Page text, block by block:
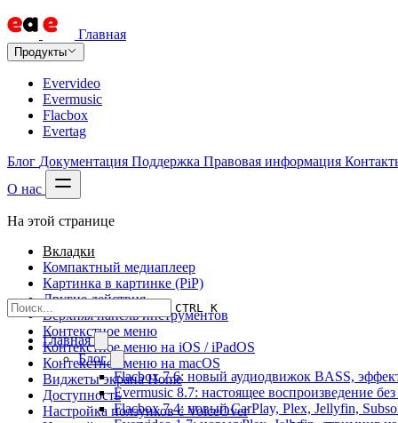
Главная
Продукты
Evervideo
Evermusic
Flacbox
Evertag
Блог Документация Поддержка Правовая информация
О нас
CTRL K
Главная
Блог
Flacbox 7.6: новый аудиодвижок BASS,
Evermusic 8.7: настоящее воспроизведение
Flacbox 7.4: новый CarPlay, Plex, Jellyfin,
На этой странице
Вкладки
Компактный медиаплеер
Картинка в картинке (PiP)
Другие действия
Верхняя панель инструментов
Контекстное меню
Контекстное меню на iOS / iPadOS
Контекстное меню на macOS
Виджеты экрана Home
Доступность
Настройка ползунков с VoiceOver